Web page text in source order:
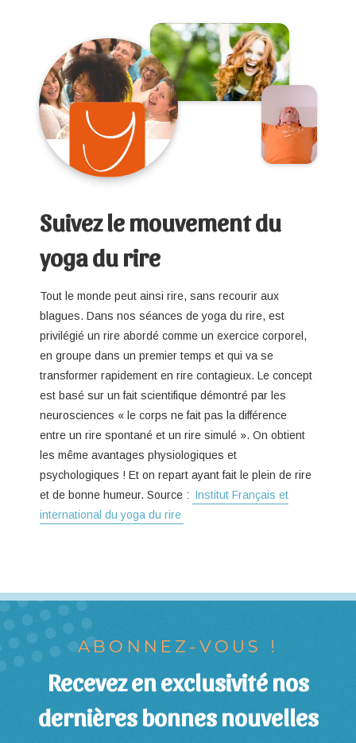
Suivez le mouvement du
yoga du rire
Tout le monde peut ainsi rire, sans recourir aux
blagues. Dans nos séances de yoga du rire, est
privilégié un rire abordé comme un exercice corporel,
en groupe dans un premier temps et qui va se
transformer rapidement en rire contagieux. Le concept
est basé sur un fait scientifique démontré par les
neurosciences « le corps ne fait pas la différence
entre un rire spontané et un rire simulé ». On obtient
les même avantages physiologiques et
psychologiques ! Et on repart ayant fait le plein de rire
et de bonne humeur. Source : Institut Français et
international du yoga du rire
ABONNEZ-VOUS !
Recevez en exclusivité nos
dernières bonnes nouvelles